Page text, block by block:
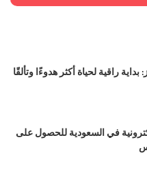
بداية راقية لحياة أكثر هدوءًا وتألقًا
في السعودية للحصول على